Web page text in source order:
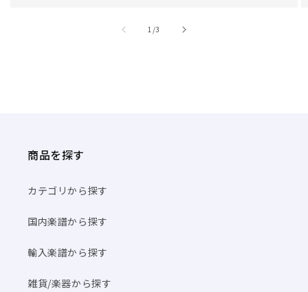
商品を探す
カテゴリから探す
国内楽譜から探す
輸入楽譜から探す
雑貨/楽器から探す